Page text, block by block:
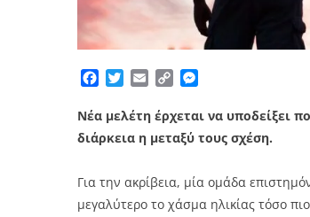
Facebook
TwitterEmailCopy
Νέα μελέτη έρχεται να υποδείξει
διάρκεια η μεταξύ τους σχέση.
Για την ακρίβεια, μία ομάδα
μεγαλύτερο το χάσμα ηλικίας τόσο